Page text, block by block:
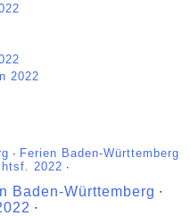
2022
∙ Ferien Baden-Württemberg
2022 ∙
Baden-Württemberg ∙
∙